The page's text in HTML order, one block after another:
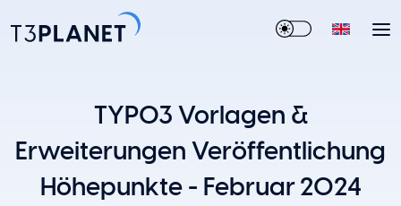
TYPO3 Vorlagen &
Erweiterungen Veröffentlichung
Höhepunkte - Februar 2024